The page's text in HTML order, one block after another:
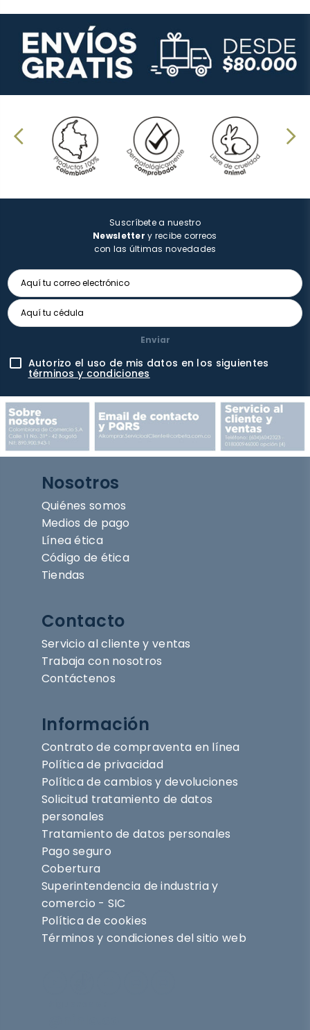
Suscríbete a nuestro
Newsletter y recibe correos
con las últimas novedades
Enviar
Autorizo el uso de mis datos en los siguientes
términos y condiciones
Nosotros
Quiénes somos
Medios de pago
Línea ética
Código de ética
Tiendas
Contacto
Servicio al cliente y ventas
Trabaja con nosotros
Contáctenos
Información
Contrato de compraventa en línea
Política de privacidad
Política de cambios y devoluciones
Solicitud tratamiento de datos
personales
Tratamiento de datos personales
Pago seguro
Cobertura
Superintendencia de industria y
comercio - SIC
Política de cookies
Términos y condiciones del sitio web